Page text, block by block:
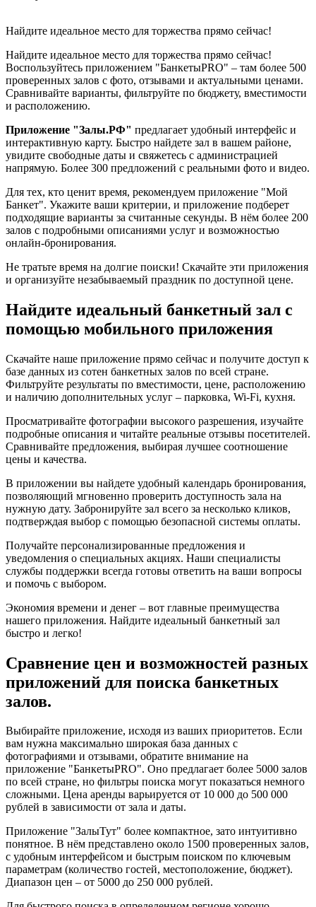
Найдите идеальное место для торжества прямо сейчас!
Найдите идеальное место для торжества прямо сейчас!
Воспользуйтесь приложением "БанкетыPRO" – там более 500
проверенных залов с фото, отзывами и актуальными ценами.
Сравнивайте варианты, фильтруйте по бюджету, вместимости
и расположению.
Приложение "Залы.РФ" предлагает удобный интерфейс и
интерактивную карту. Быстро найдете зал в вашем районе,
увидите свободные даты и свяжетесь с администрацией
напрямую. Более 300 предложений с реальными фото и видео.
Для тех, кто ценит время, рекомендуем приложение "Мой
Банкет". Укажите ваши критерии, и приложение подберет
подходящие варианты за считанные секунды. В нём более 200
залов с подробными описаниями услуг и возможностью
онлайн-бронирования.
Не тратьте время на долгие поиски! Скачайте эти приложения
и организуйте незабываемый праздник по доступной цене.
Найдите идеальный банкетный зал с
помощью мобильного приложения
Скачайте наше приложение прямо сейчас и получите доступ к
базе данных из сотен банкетных залов по всей стране.
Фильтруйте результаты по вместимости, цене, расположению
и наличию дополнительных услуг – парковка, Wi-Fi, кухня.
Просматривайте фотографии высокого разрешения, изучайте
подробные описания и читайте реальные отзывы посетителей.
Сравнивайте предложения, выбирая лучшее соотношение
цены и качества.
В приложении вы найдете удобный календарь бронирования,
позволяющий мгновенно проверить доступность зала на
нужную дату. Забронируйте зал всего за несколько кликов,
подтверждая выбор с помощью безопасной системы оплаты.
Получайте персонализированные предложения и
уведомления о специальных акциях. Наши специалисты
службы поддержки всегда готовы ответить на ваши вопросы
и помочь с выбором.
Экономия времени и денег – вот главные преимущества
нашего приложения. Найдите идеальный банкетный зал
быстро и легко!
Сравнение цен и возможностей разных
приложений для поиска банкетных
залов.
Выбирайте приложение, исходя из ваших приоритетов. Если
вам нужна максимально широкая база данных с
фотографиями и отзывами, обратите внимание на
приложение "БанкетыPRO". Оно предлагает более 5000 залов
по всей стране, но фильтры поиска могут показаться немного
сложными. Цена аренды варьируется от 10 000 до 500 000
рублей в зависимости от зала и даты.
Приложение "ЗалыТут" более компактное, зато интуитивно
понятное. В нём представлено около 1500 проверенных залов,
с удобным интерфейсом и быстрым поиском по ключевым
параметрам (количество гостей, местоположение, бюджет).
Диапазон цен – от 5000 до 250 000 рублей.